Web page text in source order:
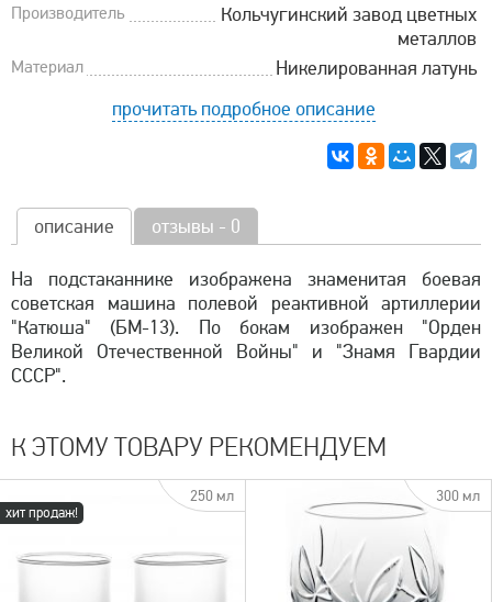
Производитель
Кольчугинский завод цветных
металлов
Материал
Никелированная латунь
прочитать подробное описание
описание отзывы - 0
На подстаканнике изображена знаменитая боевая
советская машина полевой реактивной артиллерии
"Катюша" (БМ-13). По бокам изображен "Орден
Великой Отечественной Войны" и "Знамя Гвардии
СССР".
К ЭТОМУ ТОВАРУ РЕКОМЕНДУЕМ
хит продаж!
250 мл 300 мл